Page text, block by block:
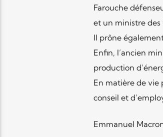
Farouche
et un ministre des
Il prône
Enfin, l’ancien
production
En matière de vie
conseil et
Emmanuel